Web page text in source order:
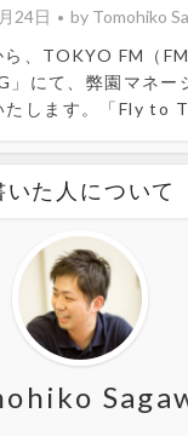
24日 by Tomohiko
、TOKYO FM（
」にて、弊園マネー
たします。「Fly to
いた人について